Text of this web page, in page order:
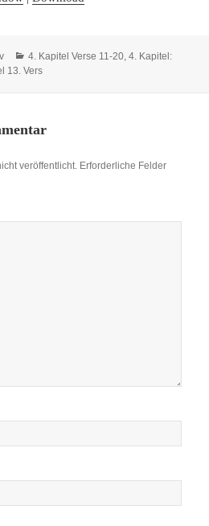
Kategorien
4. Kapitel Verse 11-20,4. Kapitel:
13. Vers
veröffentlicht. Erforderliche Felder